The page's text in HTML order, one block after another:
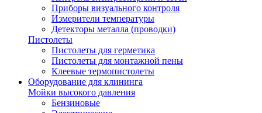
Приборы визуального контроля
Измерители температуры
Детекторы металла (проводки)
Пистолеты
Пистолеты для герметика
Пистолеты для монтажной пены
Клеевые термопистолеты
Оборудование для клининга
Мойки высокого давления
Бензиновые